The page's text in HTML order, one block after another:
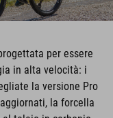
per essere
in alta velocità: i
la versione Pro
la forcella